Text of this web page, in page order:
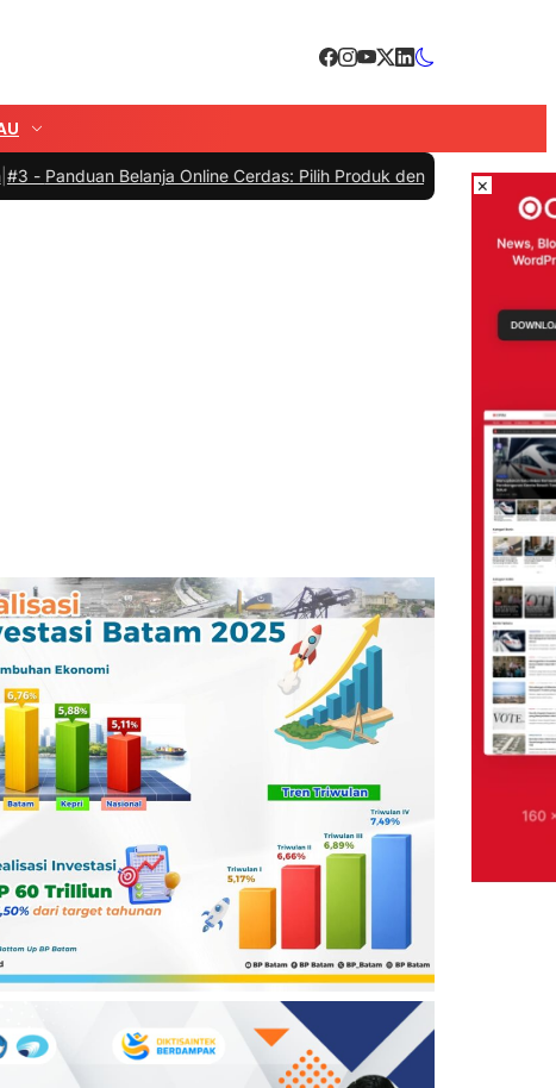
Belanja Online Cerdas: Pilih Produk dengan Bijak dan Hindari
×